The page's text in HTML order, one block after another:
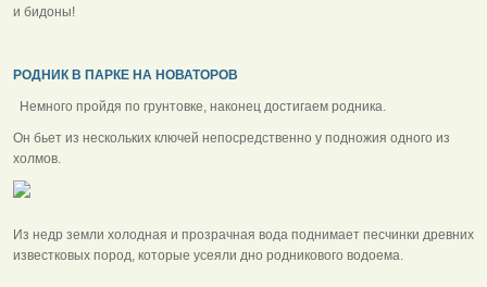
и бидоны!
РОДНИК В ПАРКЕ НА НОВАТОРОВ
Немного пройдя по грунтовке, наконец достигаем родника.
Он бьет из нескольких ключей непосредственно у подножия одного из
холмов.
Из недр земли холодная и прозрачная вода поднимает песчинки древних
известковых пород, которые усеяли дно родникового водоема.